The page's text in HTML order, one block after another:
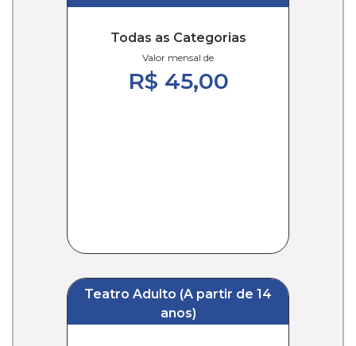
Todas as Categorias
Valor mensal de
R$ 45,00
Teatro Adulto (A partir de 14
anos)